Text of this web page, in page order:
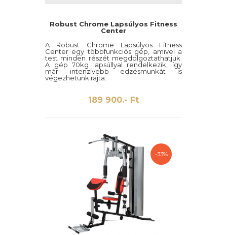
Robust Chrome Lapsúlyos Fitness
Center
A Robust Chrome Lapsúlyos Fitness
Center egy többfunkciós gép, amivel a
test minden részét megdolgoztathatjuk.
A gép 70kg lapsúllyal rendelkezik, így
már intenzívebb edzésmunkát is
végezhetünk rajta.
189 900.- Ft
-33%